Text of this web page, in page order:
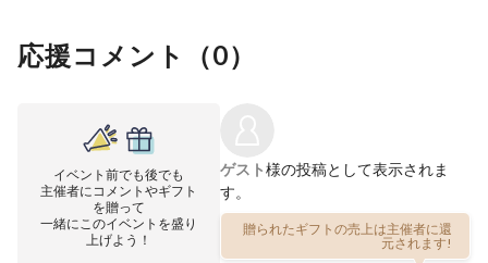
応援コメント（0）
イベント前でも後でも
主催者にコメントやギフト
を贈って
一緒にこのイベントを盛り
上げよう！
ゲスト様の投稿として表示されま
す。
贈られたギフトの売上は主催者に還
元されます!